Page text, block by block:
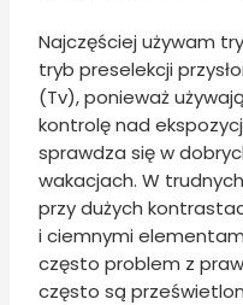
Najczęściej używam
tryb preselekcji
(Tv), ponieważ
kontrolę nad
sprawdza się w
wakacjach. W
przy dużych
i ciemnymi
często problem z
często są